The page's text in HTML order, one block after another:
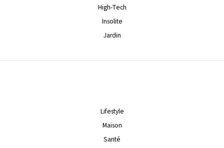
High-Tech
Insolite
Jardin
Lifestyle
Maison
Santé